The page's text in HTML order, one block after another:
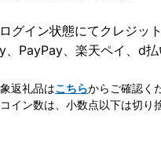
グイン状態にてクレジッ
PayPay、楽天ペイ、d払
返礼品はこちらからご確認く
イン数は、小数点以下は切り